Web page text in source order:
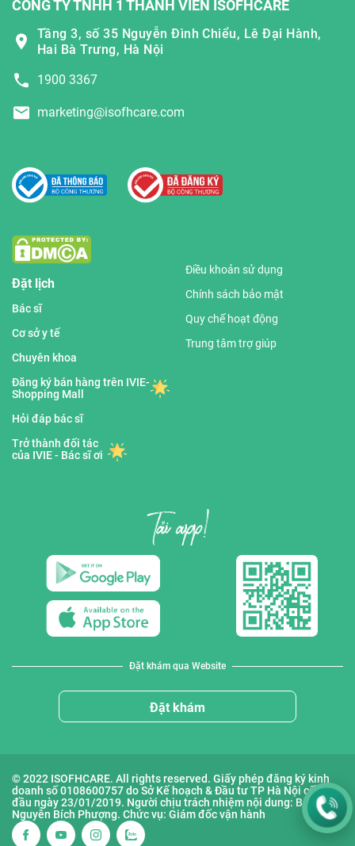
CÔNG TY TNHH 1 THÀNH VIÊN ISOFHCARE
Tầng 3, số 35 Nguyễn Đình Chiểu, Lê Đại Hành,
Hai Bà Trưng, Hà Nội
1900 3367
marketing@isofhcare.com
Đặt lịch
Bác sĩ
Cơ sở y tế
Chuyên khoa
Đăng ký bán hàng trên IVIE-
Shopping Mall
Hỏi đáp bác sĩ
Trở thành đối tác
của IVIE - Bác sĩ ơi
Điều khoản sử dụng
Chính sách bảo mật
Quy chế hoạt động
Trung tâm trợ giúp
Đặt khám qua Website
Đặt khám
© 2022 ISOFHCARE. All rights reserved. Giấy phép đăng ký kinh
doanh số 0108600757 do Sở Kế hoạch & Đầu tư TP Hà Nội cấp lần
đầu ngày 23/01/2019. Người chịu trách nhiệm nội dung: Bà
Nguyễn Bích Phượng. Chức vụ: Giám đốc vận hành